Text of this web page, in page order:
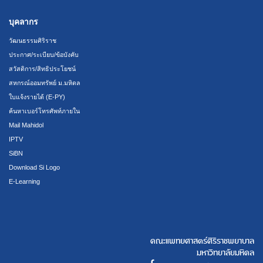
บุคลากร
วัฒนธรรมศิริราช
ประกาศ/ระเบียบ/ข้อบังคับ
สวัสดิการ/สิทธิประโยชน์
สหกรณ์ออมทรัพย์ ม.มหิดล
ใบแจ้งรายได้ (E-PY)
ค้นหาเบอร์โทรศัพท์ภายใน
Mail Mahidol
IPTV
SiBN
Download Si Logo
E-Learning
คณะแพทยศาสตร์ศิริราชพยาบาล
มหาวิทยาลัยมหิดล